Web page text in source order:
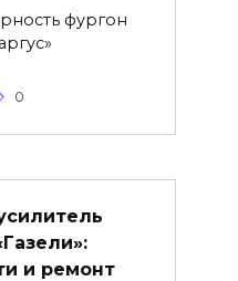
фургон
0
и ремонт